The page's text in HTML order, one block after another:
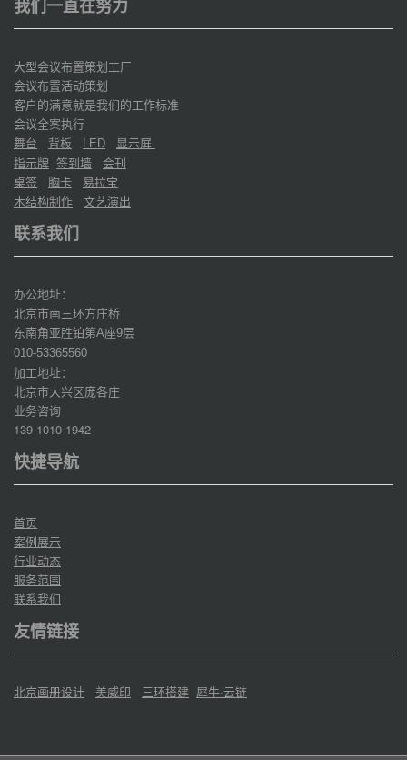
我们一直在努力
大型会议布置策划工厂
会议布置活动策划
客户的满意就是我们的工作标准
会议全案执行
舞台
背板 LED
显示屏
指示牌 签到墙
会刊
桌签
胸卡
易拉宝
木结构制作
文艺演出
联系我们
办公地址：
北京市南三环方庄桥
东南角亚胜铂第A座9层
010-53365560
加工地址：
北京市大兴区庞各庄
业务咨询
139 1010 1942
快捷导航
首页
案例展示
行业动态
服务范围
联系我们
友情链接
北京画册设计 美威印 三环搭建 犀牛·云链